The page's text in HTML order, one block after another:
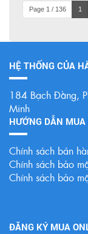
Page 1 / 136 1
HỆ THỐNG CỦA
184 Bạch Đằng,
Minh
HƯỚNG DẪN
Chính sách bán
Chính sách bảo
Chính sách bảo
ĐĂNG KÝ MUA